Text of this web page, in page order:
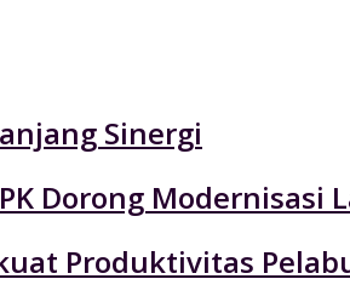
Sinergi
Dorong
Produktivitas